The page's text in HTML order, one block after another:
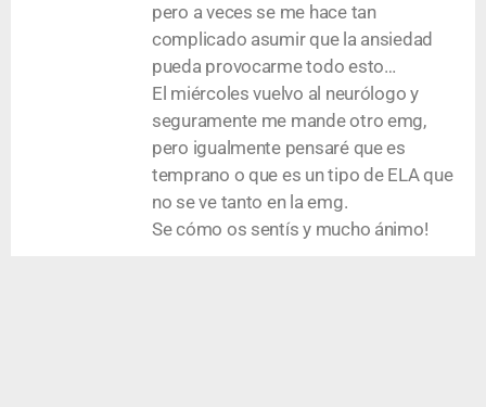
pero a veces se me hace tan
complicado asumir que la ansiedad
pueda provocarme todo esto…
El miércoles vuelvo al neurólogo y
seguramente me mande otro emg,
pero igualmente pensaré que es
temprano o que es un tipo de ELA que
no se ve tanto en la emg.
Se cómo os sentís y mucho ánimo!